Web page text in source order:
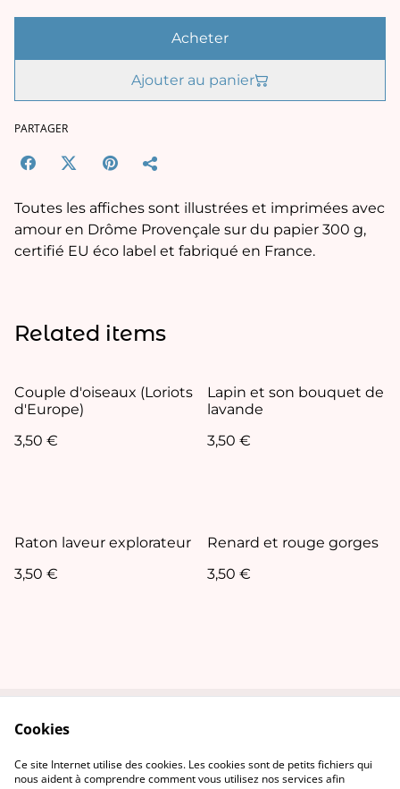
Acheter
Ajouter au panier
PARTAGER
Toutes les affiches sont illustrées et imprimées avec
amour en Drôme Provençale sur du papier 300 g,
certifié EU éco label et fabriqué en France.
Related items
Couple d'oiseaux (Loriots
d'Europe)
3,50 €
Lapin et son bouquet de
lavande
3,50 €
Raton laveur explorateur
3,50 €
Renard et rouge gorges
3,50 €
Privacy Policy
Cookie Policy
Cookies
Ce site Internet utilise des cookies. Les cookies sont de petits fichiers qui
nous aident à comprendre comment vous utilisez nos services afin